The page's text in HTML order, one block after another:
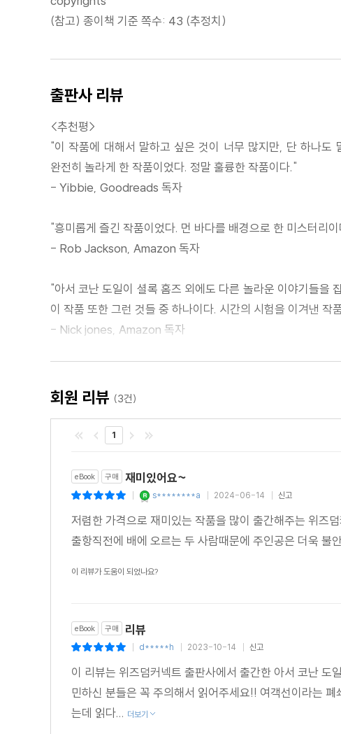
(참고) 종이책 기준 쪽수: 43 (추정치)
출판사 리뷰
<추천평>
"이 작품에 대해서 말하고 싶은 것이 너무 많지만, 단 하나도
완전히 놀라게 한 작품이었다. 정말 훌륭한 작품이다."
- Yibbie, Goodreads 독자
"흥미롭게 즐긴 작품이었다. 먼 바다를 배경으로 한 미스터리
- Rob Jackson, Amazon 독자
"아서 코난 도일이 셜록 홈즈 외에도 다른 놀라운 이야기들을
이 작품 또한 그런 것들 중 하나이다. 시간의 시험을 이겨낸 작
- Nick jones, Amazon 독자
- anonymous, Amazon 독자
"놀라울 정도로 훌륭한 작품이었다. 모든 것이 마음에 들었다.
회원 리뷰 (3건)
1
eBook 구매 재미있어요~
s********a 2024-06-14 신고
저렴한 가격으로 재미있는 작품을 많이 출간해주는 위즈
출항직전에 배에 오르는 두 사람때문에 주인공은 더욱 불
이 리뷰가 도움이 되었나요?
eBook 구매 리뷰
d*****h 2023-10-14 신고
이 리뷰는 위즈덤커넥트 출판사에서 출간한 아서 코난
민하신 분들은 꼭 주의해서 읽어주세요!! 여객선이라는
는데 읽다... 더보기